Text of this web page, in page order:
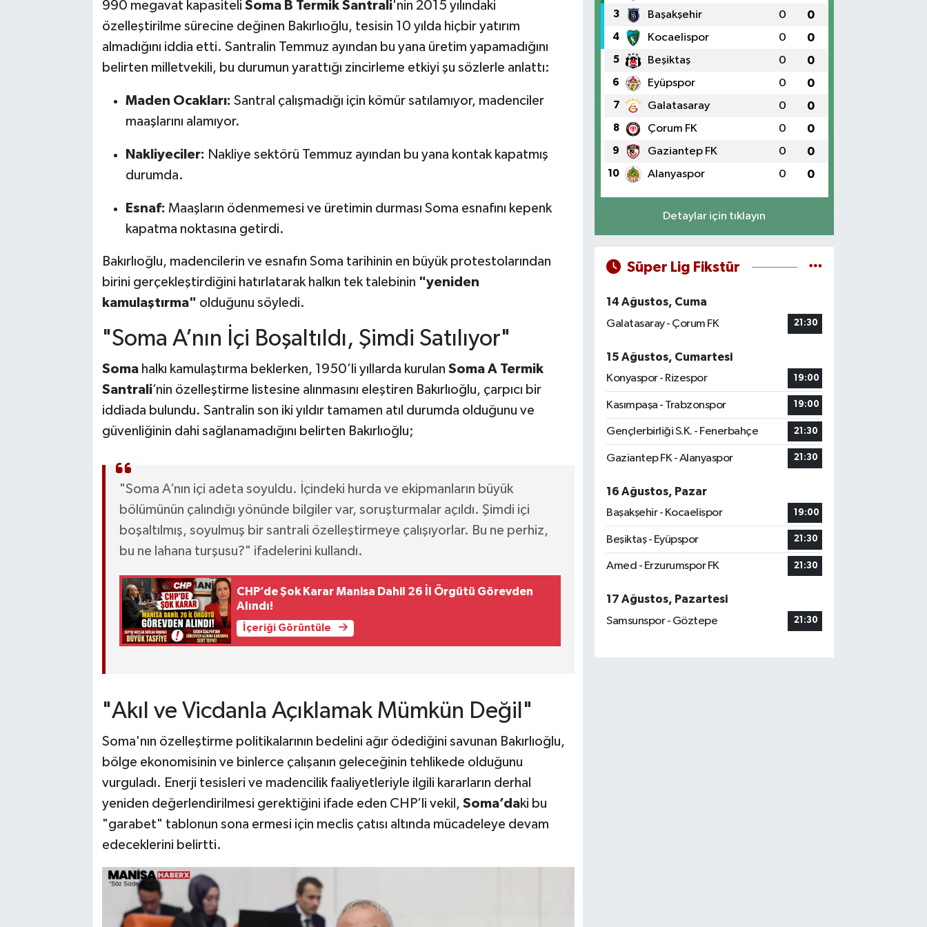
990 megavat kapasiteli Soma B Termik Santrali'nin 2015 yılındaki
özelleştirilme sürecine değinen Bakırlıoğlu, tesisin 10 yılda hiçbir yatırım
almadığını iddia etti. Santralin Temmuz ayından bu yana üretim yapamadığını
belirten milletvekili, bu durumun yarattığı zincirleme etkiyi şu sözlerle anlattı:
Maden Ocakları: Santral çalışmadığı için kömür satılamıyor, madenciler
maaşlarını alamıyor.
Nakliyeciler: Nakliye sektörü Temmuz ayından bu yana kontak kapatmış
durumda.
Esnaf: Maaşların ödenmemesi ve üretimin durması Soma esnafını kepenk
kapatma noktasına getirdi.
Bakırlıoğlu, madencilerin ve esnafın Soma tarihinin en büyük protestolarından
birini gerçekleştirdiğini hatırlatarak halkın tek talebinin "yeniden
kamulaştırma" olduğunu söyledi.
"Soma A’nın İçi Boşaltıldı, Şimdi Satılıyor"
Soma halkı kamulaştırma beklerken, 1950’li yıllarda kurulan Soma A Termik
Santrali’nin özelleştirme listesine alınmasını eleştiren Bakırlıoğlu, çarpıcı bir
iddiada bulundu. Santralin son iki yıldır tamamen atıl durumda olduğunu ve
güvenliğinin dahi sağlanamadığını belirten Bakırlıoğlu;
"Soma A’nın içi adeta soyuldu. İçindeki hurda ve ekipmanların büyük
bölümünün çalındığı yönünde bilgiler var, soruşturmalar açıldı. Şimdi içi
boşaltılmış, soyulmuş bir santrali özelleştirmeye çalışıyorlar. Bu ne perhiz,
bu ne lahana turşusu?" ifadelerini kullandı.
CHP’de Şok Karar Manisa Dahil 26 İl Örgütü Görevden
Alındı!
İçeriği Görüntüle
"Akıl ve Vicdanla Açıklamak Mümkün Değil"
Soma'nın özelleştirme politikalarının bedelini ağır ödediğini savunan Bakırlıoğlu,
bölge ekonomisinin ve binlerce çalışanın geleceğinin tehlikede olduğunu
vurguladı. Enerji tesisleri ve madencilik faaliyetleriyle ilgili kararların derhal
yeniden değerlendirilmesi gerektiğini ifade eden CHP’li vekil, Soma’daki bu
"garabet" tablonun sona ermesi için meclis çatısı altında mücadeleye devam
edeceklerini belirtti.
3 Başakşehir 0 0
4 Kocaelispor 0 0
5 Beşiktaş 0 0
6 Eyüpspor 0 0
7 Galatasaray 0 0
8 Çorum FK 0 0
9 Gaziantep FK 0 0
10 Alanyaspor 0 0
Detaylar için tıklayın
Süper Lig Fikstür
14 Ağustos, Cuma
Galatasaray - Çorum FK
21:30
15 Ağustos, Cumartesi
Konyaspor - Rizespor
19:00
Kasımpaşa - Trabzonspor 19:00
Gençlerbirliği S.K. - Fenerbahçe 21:30
Gaziantep FK - Alanyaspor 21:30
16 Ağustos, Pazar
Başakşehir - Kocaelispor
19:00
Beşiktaş - Eyüpspor 21:30
Amed - Erzurumspor FK 21:30
17 Ağustos, Pazartesi
Samsunspor - Göztepe
21:30